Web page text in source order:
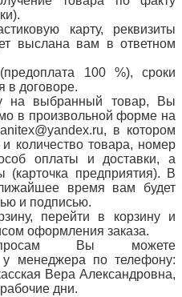
карту, реквизиты
выслана вам в ответном
100 %), сроки
в договоре.
на выбранный товар, Вы
в произвольной форме на
в котором
количество товара, номер
оплаты и доставки, а
(карточка предприятия). В
время вам будет
и подписью.
перейти в корзину и
оформления заказа.
Вы можете
у менеджера по телефону:
Вера Александровна,
дни.